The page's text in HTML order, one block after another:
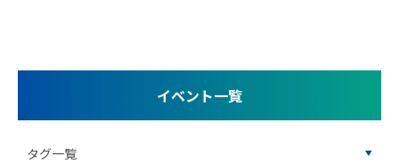
イベント一覧
タグ一覧